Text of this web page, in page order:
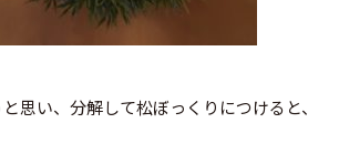
思い、分解して松ぼっくりにつけると、